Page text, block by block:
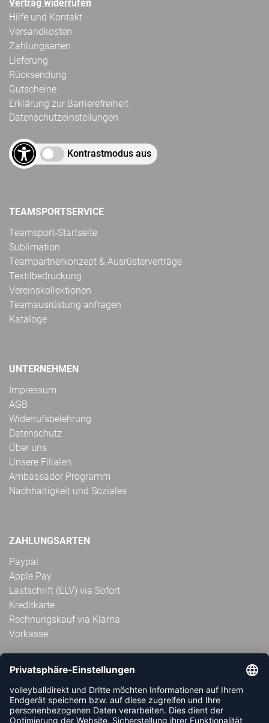
Vertrag widerrufen
Hilfe und Kontakt
Versandkosten
Zahlungsarten
Lieferung
Rücksendung
Gutscheine
Erklärung zur Barrierefreiheit
Datenschutzeinstellungen
Kontrastmodus aus
TEAMSPORTSERVICE
Teamsport-Startseite
Sublimation
Teampartnerkonzept & Ausrüsterverträge
Textilbedruckung
Vereinskollektionen
Teamausrüstung anfragen
Kataloge
UNTERNEHMEN
Impressum
AGB
Widerrufsbelehrung
Datenschutz
Über uns
Unsere Filialen
Ambassador Programm
Nachhaltigkeit und Soziales
ZAHLUNGSARTEN
Paypal
Apple Pay
Lastschrift (ELV) via Sofort
Kreditkarte
Rechnungskauf via Klarna
Vorkasse
ABONNIERE JETZT DEN KOSTENLOSEN
VOLLEYBALLDIREKT-NEWSLETTER UND VERPASSE KEINE
NEUIGKEIT ODER AKTION MEHR.